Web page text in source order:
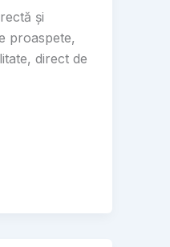
și
proaspete,
direct de